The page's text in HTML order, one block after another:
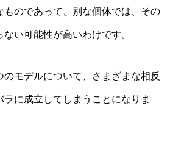
ものであって、別な個体では、その
い可能性が高いわけです。
のモデルについて、さまざまな相反
ラに成立してしまうことになりま